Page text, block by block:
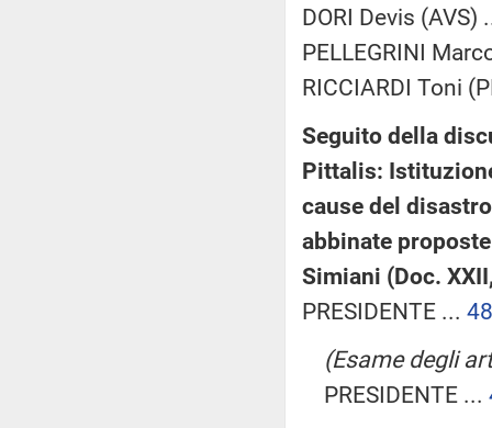
DORI Devis (AVS)
PELLEGRINI
RICCIARDI Toni
Seguito della
Pittalis:
cause del
abbinate
Simiani (Doc.
PRESIDENTE ... 48
(Esame degli
PRESIDENTE ...